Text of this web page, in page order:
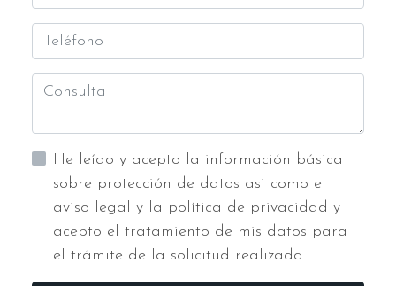
He leído y acepto la información básica
sobre protección de datos asi como el
aviso legal y la política de privacidad y
acepto el tratamiento de mis datos para
el trámite de la solicitud realizada.